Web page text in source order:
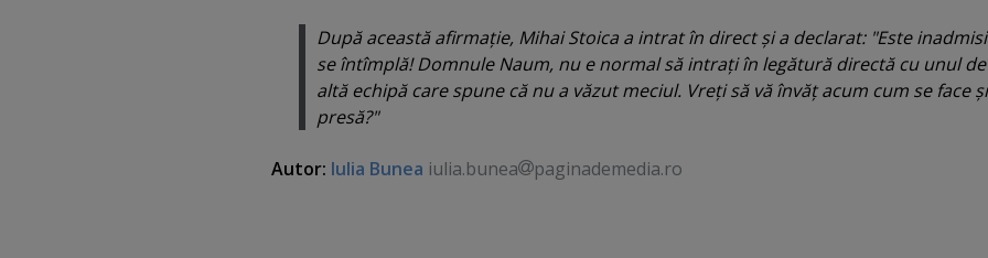
După această afirmaţie, Mihai Stoica a intrat în direct şi a declarat: "Este
se întîmplă! Domnule Naum, nu e normal să intraţi în legătură directă cu unul
altă echipă care spune că nu a văzut meciul. Vreţi să vă învăţ acum cum se face şi
presă?"
Autor: Iulia Bunea iulia.bunea paginademedia.ro